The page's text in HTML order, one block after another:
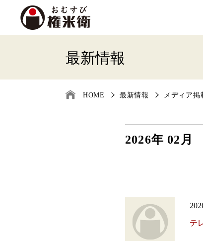
最新情報
HOME 最新情報 メディア掲
2026年 02月
テ